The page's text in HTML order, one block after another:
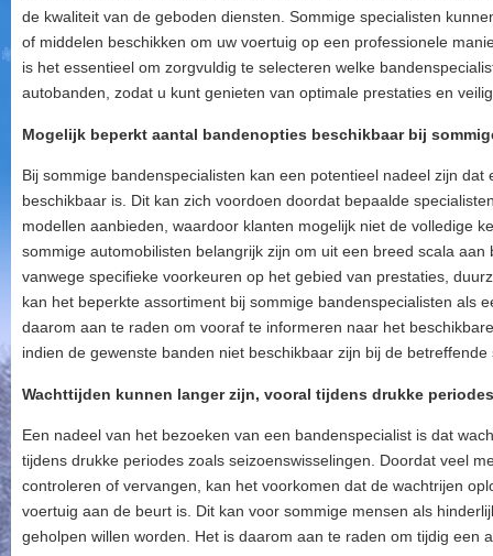
de kwaliteit van de geboden diensten. Sommige specialisten
of middelen beschikken om uw voertuig op een professionele
is het essentieel om zorgvuldig te selecteren welke
autobanden, zodat u kunt genieten van optimale prestaties en
Mogelijk beperkt aantal bandenopties beschikbaar bij
Bij sommige bandenspecialisten kan een potentieel nadeel zijn
beschikbaar is. Dit kan zich voordoen doordat bepaalde
modellen aanbieden, waardoor klanten mogelijk niet de volledige
sommige automobilisten belangrijk zijn om uit een breed scala
vanwege specifieke voorkeuren op het gebied van prestaties,
kan het beperkte assortiment bij sommige bandenspecialisten als
daarom aan te raden om vooraf te informeren naar het
indien de gewenste banden niet beschikbaar zijn bij de betreffende
Wachttijden kunnen langer zijn, vooral tijdens drukke
Een nadeel van het bezoeken van een bandenspecialist is dat
tijdens drukke periodes zoals seizoenswisselingen. Doordat veel
controleren of vervangen, kan het voorkomen dat de wachtrijen
voertuig aan de beurt is. Dit kan voor sommige mensen als
geholpen willen worden. Het is daarom aan te raden om tijdig een